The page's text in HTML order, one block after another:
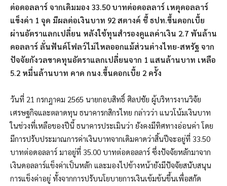
ต่อดอลลาร์ จากเดิมมอง 33.50 บาทต่อดอลลาร์ เหตุดอลลาร์
แข็งค่า 1 จุด มีผลต่อเงินบาท 92 สตางค์ ชี้ ธปท.ขึ้นดอกเบี้ย
ผ่านอัตราแลกเปลี่ยน หลังใช้ทุนสำรองดูแลค่าเงิน 2.7 พันล้าน
ดอลลาร์ ลั่นฟันด์โฟลว์ไม่ไหลออกแม้ส่วนต่างไทย-สหรัฐ จาก
ปัจจัยกังวลขาดทุนอัตราแลกเปลี่ยนจาก 1 แสนล้านบาท เหลือ
5.2 หมื่นล้านบาท คาด กนง.ขึ้นดอกเบี้ย 2 ครั้ง
วันที่ 21 กรกฎาคม 2565 นายกอบสิทธิ์ ศิลปชัย ผู้บริหารงานวิจัย
เศรษฐกิจและตลาดทุน ธนาคารกสิกรไทย กล่าวว่า แนวโน้มเงินบาท
ในช่วงที่เหลือของปีนี้ ธนาคารประเมินว่า ยังคงมีทิศทางอ่อนค่า โดย
มีการปรับประมาณการค่าเงินบาทจากเดิมคาดว่าสิ้นปีจะอยู่ที่ 33.50
บาทต่อดอลลาร์ มาอยู่ที่ 35.00 บาทต่อดอลลาร์ ซึ่งปัจจัยหลักมาจาก
เงินดอลลาร์แข็งค่าเป็นหลัก และมองไปข้างหน้ายังมีปัจจัยสนับสนุน
การแข็งค่าอยู่ ทั้งจากการปรับนโยบายการเงินเข้มข้นขึ้นเพื่อสกัด